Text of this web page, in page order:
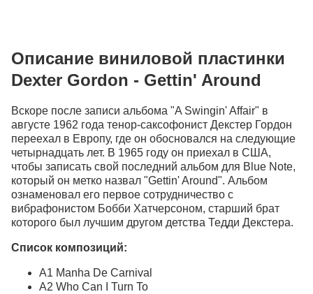
Описание виниловой пластинки
Dexter Gordon - Gettin' Around
Вскоре после записи альбома "A Swingin' Affair" в
августе 1962 года тенор-саксофонист Декстер Гордон
переехал в Европу, где он обосновался на следующие
четырнадцать лет. В 1965 году он приехал в США,
чтобы записать свой последний альбом для Blue Note,
который он метко назвал "Gettin' Around". Альбом
ознаменовал его первое сотрудничество с
вибрафонистом Бобби Хатчерсоном, старший брат
которого был лучшим другом детства Тедди Декстера.
Список композиций:
A1 Manha De Carnival
A2 Who Can I Turn To